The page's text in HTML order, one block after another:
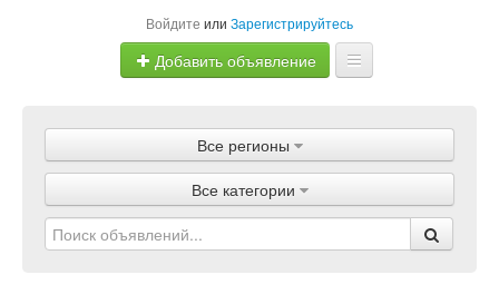
Войдите или Зарегистрируйтесь
Добавить объявление
Объявления
Магазины
Услуги
Все регионы
Все категории